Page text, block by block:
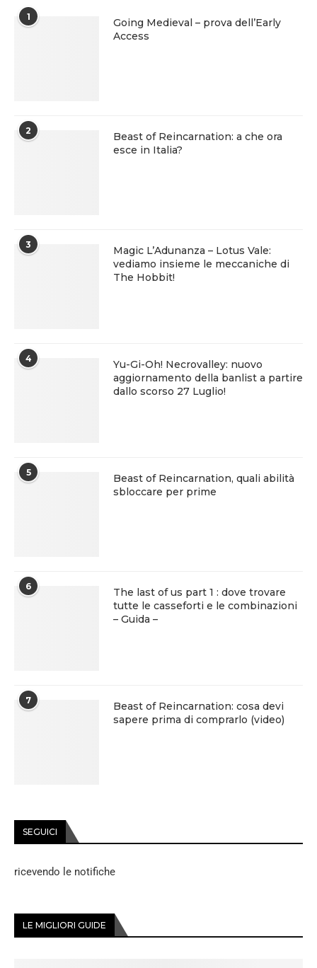
1
Going Medieval – prova dell’Early
Access
2
Beast of Reincarnation: a che ora
esce in Italia?
3
Magic L’Adunanza – Lotus Vale:
vediamo insieme le meccaniche di
The Hobbit!
4
Yu-Gi-Oh! Necrovalley: nuovo
aggiornamento della banlist a partire
dallo scorso 27 Luglio!
5
Beast of Reincarnation, quali abilità
sbloccare per prime
6
The last of us part 1 : dove trovare
tutte le casseforti e le combinazioni
– Guida –
7
Beast of Reincarnation: cosa devi
sapere prima di comprarlo (video)
SEGUICI
ricevendo le notifiche
LE MIGLIORI GUIDE